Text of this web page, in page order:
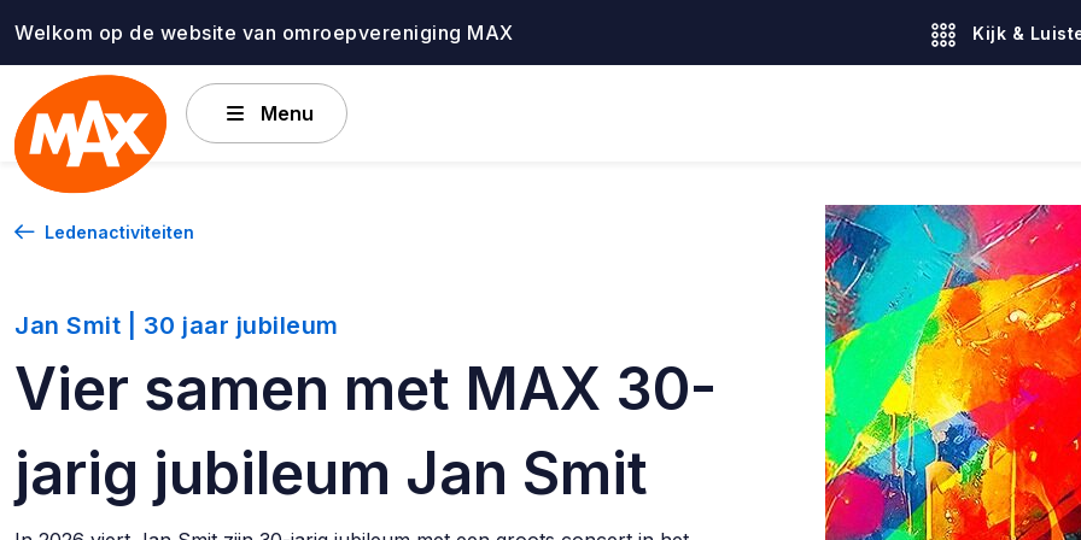
naar
de
inhoud
Welkom op de website van omroepvereniging MAX Kijk &
Menu
Ledenactiviteiten
Jan Smit | 30 jaar jubileum
Vier samen met MAX 30-
jarig jubileum Jan Smit